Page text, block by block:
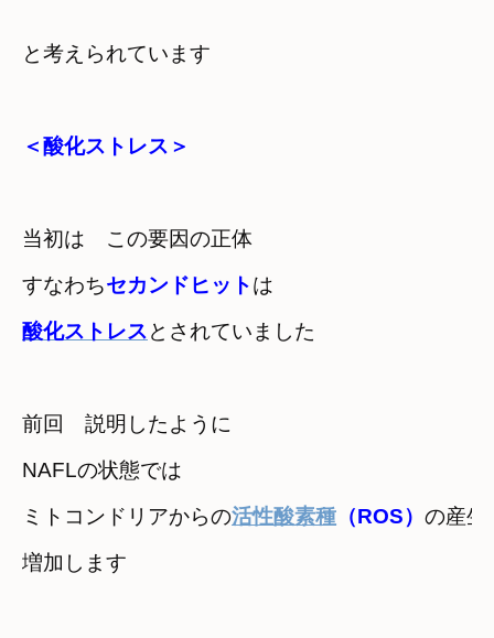
と考えられています
＜酸化ストレス＞
当初は　この要因の正体
すなわちセカンドヒットは
酸化ストレス とされていました
前回　説明したように
NAFLの状態では
ミトコンドリアからの活性酸素種 （ROS） の産生
増加します